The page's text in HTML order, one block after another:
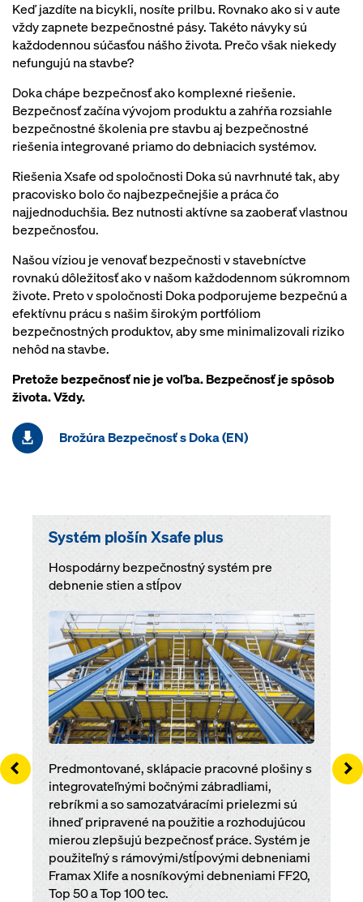
Keď jazdíte na bicykli, nosíte prilbu. Rovnako ako si v aute
vždy zapnete bezpečnostné pásy. Takéto návyky sú
každodennou súčasťou nášho života. Prečo však niekedy
nefungujú na stavbe?
Doka chápe bezpečnosť ako komplexné riešenie.
Bezpečnosť začína vývojom produktu a zahŕňa rozsiahle
bezpečnostné školenia pre stavbu aj bezpečnostné
riešenia integrované priamo do debniacich systémov.
Riešenia Xsafe od spoločnosti Doka sú navrhnuté tak, aby
pracovisko bolo čo najbezpečnejšie a práca čo
najjednoduchšia. Bez nutnosti aktívne sa zaoberať vlastnou
bezpečnosťou.
Našou víziou je venovať bezpečnosti v stavebníctve
rovnakú dôležitosť ako v našom každodennom súkromnom
živote. Preto v spoločnosti Doka podporujeme bezpečnú a
efektívnu prácu s našim širokým portfóliom
bezpečnostných produktov, aby sme minimalizovali riziko
nehôd na stavbe.
Pretože bezpečnosť nie je voľba. Bezpečnosť je spôsob
života. Vždy.
Brožúra Bezpečnosť s Doka (EN)
Systém plošín Xsafe plus
Hospodárny bezpečnostný systém pre
debnenie stien a stĺpov
Open
Predmontované, sklápacie pracovné plošiny s
integrovateľnými bočnými zábradliami,
rebríkmi a so samozatváracími prielezmi sú
ihneď pripravené na použitie a rozhodujúcou
mierou zlepšujú bezpečnosť práce. Systém je
použiteľný s rámovými/stĺpovými debneniami
Framax Xlife a nosníkovými debneniami FF20,
Top 50 a Top 100 tec.
Left